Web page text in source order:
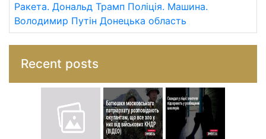
Ракета. Дональд Трамп Поліція. Машина.
Володимир Путін Донецька область
Recent posts